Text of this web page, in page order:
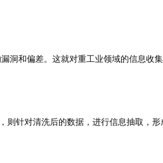
洞和偏差。这就对重工业领域的信息收
针对清洗后的数据，进行信息抽取，形